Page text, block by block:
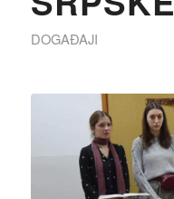
DOGAĐAJI